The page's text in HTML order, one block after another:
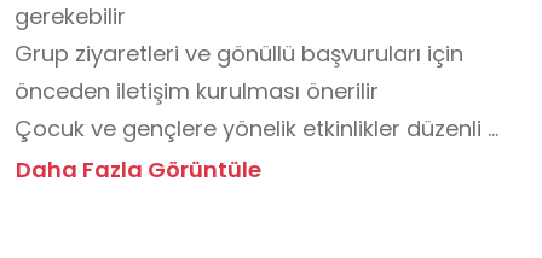
gerekebilir
Grup ziyaretleri ve gönüllü başvuruları için
önceden iletişim kurulması önerilir
Çocuk ve gençlere yönelik etkinlikler düzenli
olarak yapılmaktadır
Daha Fazla Görüntüle